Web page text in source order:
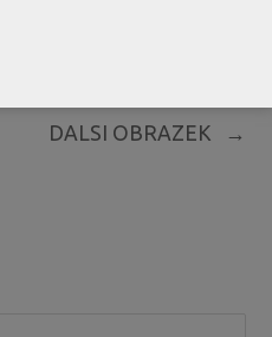
DALSI OBRAZEK →